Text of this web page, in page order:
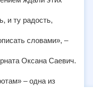
и ту радость,
словами», –
Оксана Саевич.
– одна из